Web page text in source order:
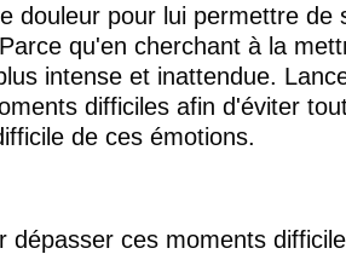
douleur pour lui permettre de
qu'en cherchant à la
intense et inattendue. La
difficiles afin d'éviter
de ces émotions.
dépasser ces moments